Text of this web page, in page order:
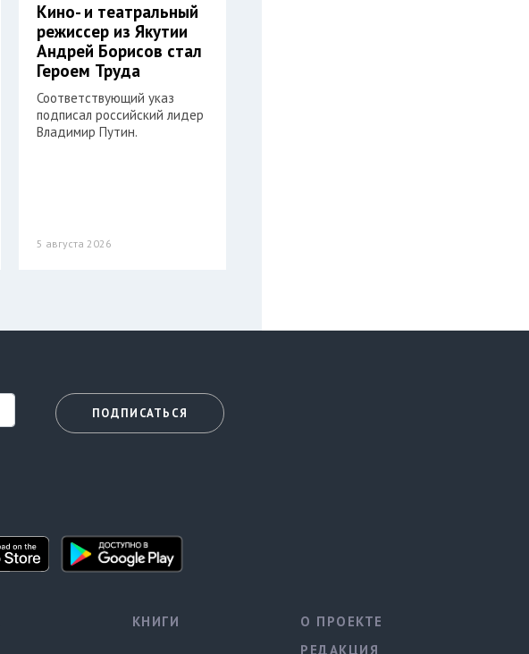
Кино- и театральный
режиссер из Якутии
Андрей Борисов стал
Героем Труда
Соответствующий указ
подписал российский лидер
Владимир Путин.
5 августа 2026
ПОДПИСАТЬСЯ
КНИГИ
О ПРОЕКТЕ
РЕДАКЦИЯ